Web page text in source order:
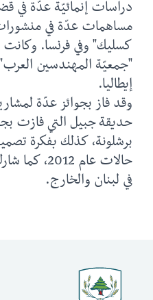
دراسات إنمائيّة عدّة في
مساهمات عدّة في
كسليك" وفي فرنسا.
"جمعيّة المهندسين
إيطاليا.
وقد فاز بجوائز عدّة
حديقة جبيل التي فازت
برشلونة، كذلك بفكرة
حالات عام
في لبنان والخارج.